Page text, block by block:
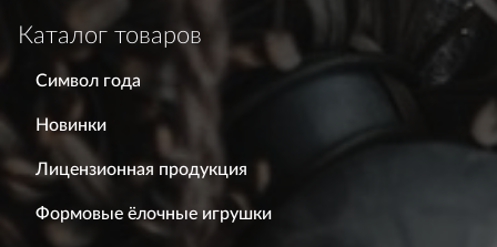
Каталог товаров
Символ года
Новинки
Лицензионная продукция
Формовые ёлочные игрушки